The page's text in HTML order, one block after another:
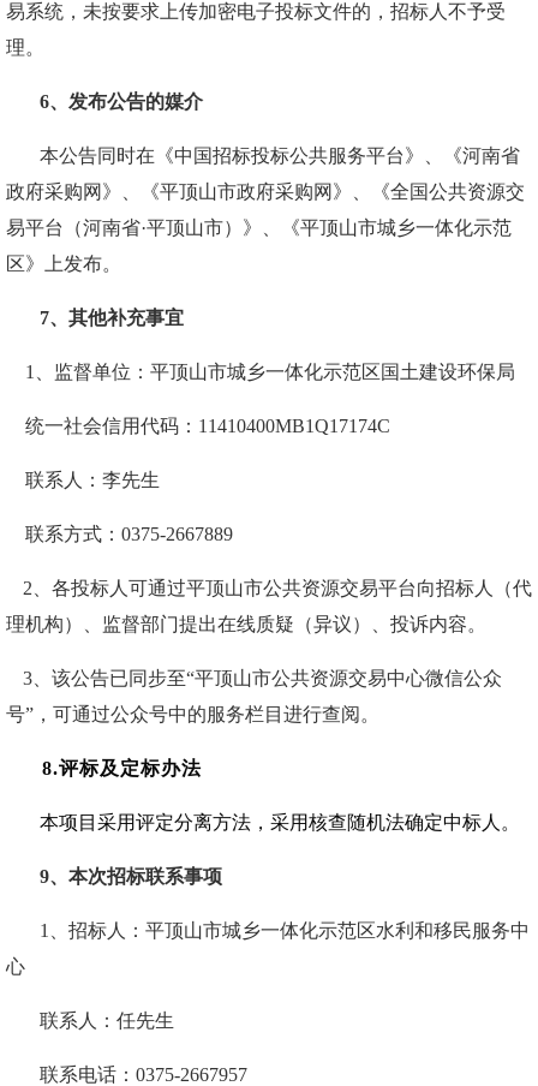
易系统，未按要求上传加密电子投标文件的，招标人不予受
理。
6、发布公告的媒介
本公告同时在《中国招标投标公共服务平台》
《河南省
政府采购网》、《平顶山市政府采购网》、《全国公共资源交
易平台（河南省·平顶山市）》、《平顶山市城乡一体化示范
区》上发布。
7、其他补充事宜
1、 监督单位：平顶山市城乡一体化示范区国土建设环保局
统一社会信用代码： 11410400MB1Q17174C
联系人：李先生
联系方式： 0375-2667889
2、各投标人可通过平顶山市公共资源交易平台向招标人（代
理机构）、监督部门提出在线质疑（异议）、投诉内容。
3、该公告已同步至“平顶山市公共资源交易中心微信公众
号”，可通过公众号中的服务栏目进行查阅。
8.评标及定标办法
本项目 采用评定分离方法，采用核查随机法确定中标人 。
9、本次招标联系事项
1、招标人： 平顶山市城乡一体化示范区水利和移民服务中
心
联系人： 任先生
联系电话： 0375-2667957